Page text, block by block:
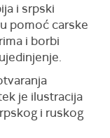
i srpski
pomoć carske
i borbi
je ilustracija
i ruskog